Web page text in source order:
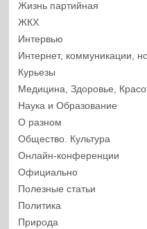
Жизнь партийная
ЖКХ
Интервью
Интернет, коммуникации,
Курьезы
Медицина, Здоровье,
Наука и Образование
О разном
Общество. Культура
Онлайн-конференции
Официально
Полезные статьи
Политика
Природа